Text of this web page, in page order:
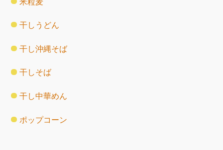
干しうどん
干し沖縄そば
干しそば
干し中華めん
ポップコーン